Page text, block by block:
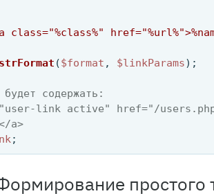
class="%class%"
strFormat ($format , $linkParams);
содержать:
link active" href="/
a>
простого